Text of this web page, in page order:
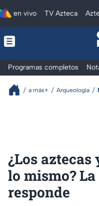
en vivo TV Azteca
Programas completos
a más+ Arqueología
¿Los
lo mismo?
responde